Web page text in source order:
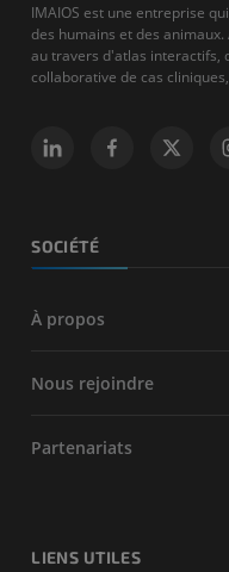
IMAIOS est une entreprise
des humains et des
au travers d'atlas interactifs,
collaborative de cas
SOCIÉTÉ
À propos
Nous rejoindre
Partenariats
LIENS UTILES